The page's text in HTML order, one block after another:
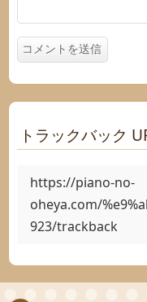
トラックバック
https://piano-no-
oheya.com/
923/trackback